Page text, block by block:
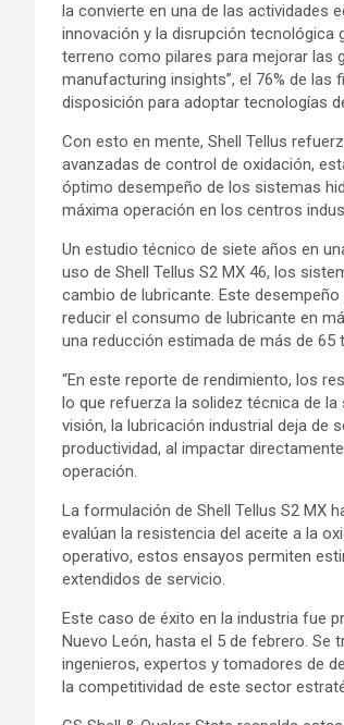
la convierte en una de las actividades
innovación y la disrupción tecnológica
terreno como pilares para mejorar las
manufacturing insights”, el 76% de
disposición para adoptar tecnologías
Con esto en mente, Shell Tellus
avanzadas de control de oxidación,
óptimo desempeño de los sistemas
máxima operación en los centros
Un estudio técnico de siete años en
uso de Shell Tellus S2 MX 46, los
cambio de lubricante. Este
reducir el consumo de lubricante en
una reducción estimada de más de 65
“En este reporte de rendimiento, los
lo que refuerza la solidez técnica de
visión, la lubricación industrial deja de
productividad, al impactar
operación.
La formulación de Shell Tellus S2 MX
evalúan la resistencia del aceite a la
operativo, estos ensayos permiten
extendidos de servicio.
Este caso de éxito en la industria fue
Nuevo León, hasta el 5 de febrero. Se
ingenieros, expertos y tomadores de
la competitividad de este sector